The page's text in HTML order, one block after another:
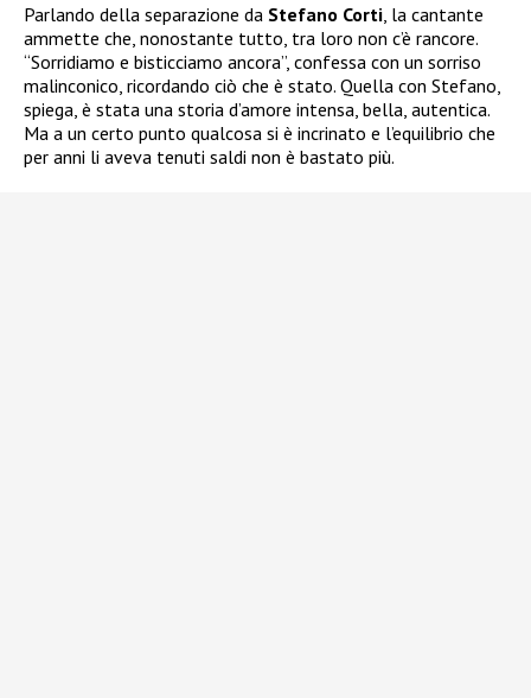
Parlando della separazione da Stefano Corti , la cantante
ammette che, nonostante tutto, tra loro non c’è rancore.
“Sorridiamo e bisticciamo ancora”, confessa con un sorriso
malinconico, ricordando ciò che è stato. Quella con Stefano,
spiega, è stata una storia d’amore intensa, bella, autentica.
Ma a un certo punto qualcosa si è incrinato e l’equilibrio che
per anni li aveva tenuti saldi non è bastato più.